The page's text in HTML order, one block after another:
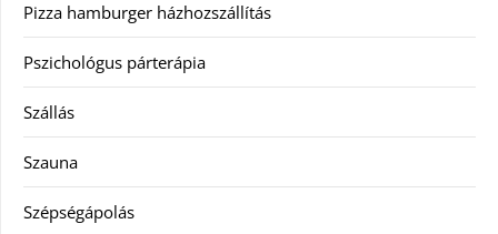
Pizza hamburger házhozszállítás
Pszichológus párterápia
Szállás
Szauna
Szépségápolás